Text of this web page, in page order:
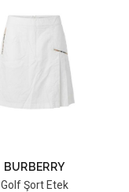
BURBERRY
Golf Şort Etek